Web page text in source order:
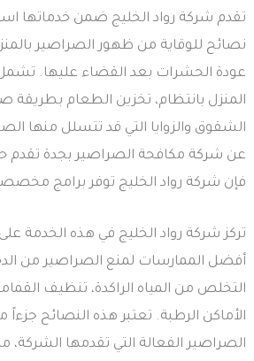
تقدم شركة رواد الخليج ضمن خدماتها
نصائح للوقاية من ظهور الصراصير
عودة الحشرات بعد القضاء عليها.
المنزل بانتظام، تخزين الطعام بطريقة
الشقوق والزوايا التي قد تتسلل منها
عن شركة مكافحة الصراصير بجدة تقدم
فإن شركة رواد الخليج توفر برامج
تركز شركة رواد الخليج في هذه الخدمة
أفضل الممارسات لمنع الصراصير من
التخلص من المياه الراكدة، تنظيف
الأماكن الرطبة. تعتبر هذه النصائح
الصراصير الفعالة التي تقدمها الشركة،